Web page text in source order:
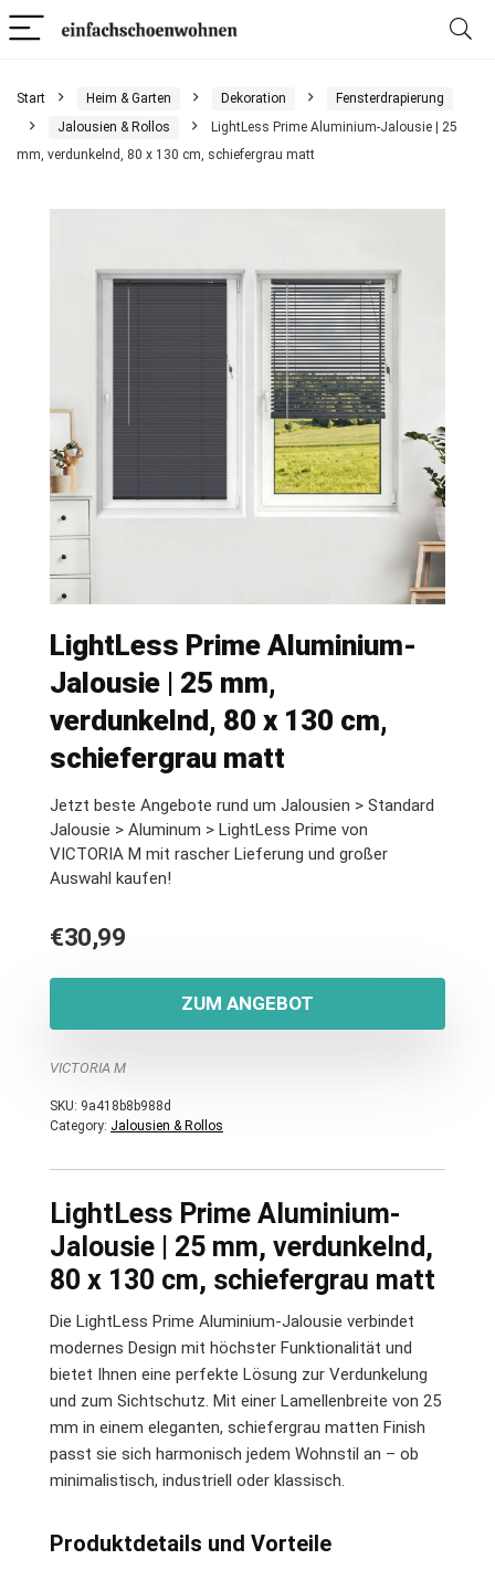
Start Heim & Garten Dekoration
Fensterdrapierung
Jalousien & Rollos
LightLess Prime Aluminium-Jalousie | 25
mm, verdunkelnd, 80 x 130 cm, schiefergrau matt
LightLess Prime Aluminium-
Jalousie | 25 mm,
verdunkelnd, 80 x 130 cm,
schiefergrau matt
Jetzt beste Angebote rund um Jalousien > Standard
Jalousie > Aluminum > LightLess Prime von
VICTORIA M mit rascher Lieferung und großer
Auswahl kaufen!
€30,99
ZUM ANGEBOT
VICTORIA M
SKU: 9a418b8b988d
Category: Jalousien & Rollos
LightLess Prime Aluminium-
Jalousie | 25 mm, verdunkelnd,
80 x 130 cm, schiefergrau matt
Die LightLess Prime Aluminium-Jalousie verbindet
modernes Design mit höchster Funktionalität und
bietet Ihnen eine perfekte Lösung zur Verdunkelung
und zum Sichtschutz. Mit einer Lamellenbreite von 25
mm in einem eleganten, schiefergrau matten Finish
passt sie sich harmonisch jedem Wohnstil an – ob
minimalistisch, industriell oder klassisch.
Produktdetails und Vorteile